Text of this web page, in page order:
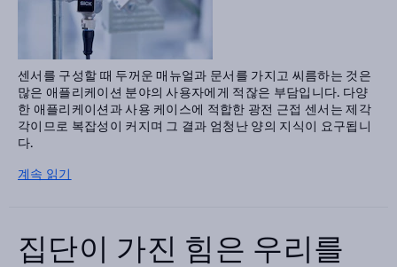
센서를 구성할 때 두꺼운 매뉴얼과 문서를 가지고 씨름하는 것은
많은 애플리케이션 분야의 사용자에게 적잖은 부담입니다. 다양
한 애플리케이션과 사용 케이스에 적합한 광전 근접 센서는 제각
각이므로 복잡성이 커지며 그 결과 엄청난 양의 지식이 요구됩니
다.
계속 읽기
집단이 가진 힘은 우리를